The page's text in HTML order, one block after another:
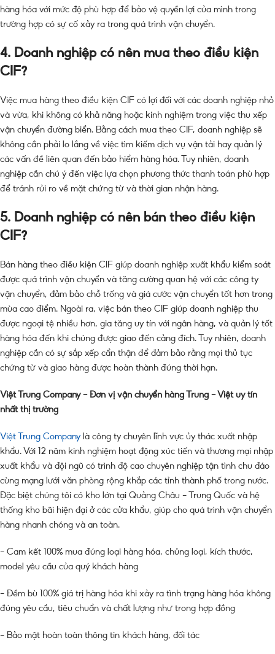
hàng hóa với mức độ phù hợp để bảo vệ quyền lợi của mình trong
trường hợp có sự cố xảy ra trong quá trình vận chuyển.
4. Doanh nghiệp có nên mua theo điều kiện
CIF?
Việc mua hàng theo điều kiện CIF có lợi đối với các doanh nghiệp nhỏ
và vừa, khi không có khả năng hoặc kinh nghiệm trong việc thu xếp
vận chuyển đường biển. Bằng cách mua theo CIF, doanh nghiệp sẽ
không cần phải lo lắng về việc tìm kiếm dịch vụ vận tải hay quản lý
các vấn đề liên quan đến bảo hiểm hàng hóa. Tuy nhiên, doanh
nghiệp cần chú ý đến việc lựa chọn phương thức thanh toán phù hợp
để tránh rủi ro về mặt chứng từ và thời gian nhận hàng.
5. Doanh nghiệp có nên bán theo điều kiện
CIF?
Bán hàng theo điều kiện CIF giúp doanh nghiệp xuất khẩu kiểm soát
được quá trình vận chuyển và tăng cường quan hệ với các công ty
vận chuyển, đảm bảo chỗ trống và giá cước vận chuyển tốt hơn trong
mùa cao điểm. Ngoài ra, việc bán theo CIF giúp doanh nghiệp thu
được ngoại tệ nhiều hơn, gia tăng uy tín với ngân hàng, và quản lý tốt
hàng hóa đến khi chúng được giao đến cảng đích. Tuy nhiên, doanh
nghiệp cần có sự sắp xếp cẩn thận để đảm bảo rằng mọi thủ tục
chứng từ và giao hàng được hoàn thành đúng thời hạn.
Việt Trung Company – Đơn vị vận chuyển hàng Trung – Việt uy tín
nhất thị trường
Việt Trung Companylà công ty chuyên lĩnh vực ủy thác xuất nhập
khẩu. Với 12 năm kinh nghiệm hoạt động xúc tiến và thương mại nhập
xuất khẩu và đội ngũ có trình độ cao chuyên nghiệp tận tình chu đáo
cùng mạng lưới văn phòng rộng khắp các tỉnh thành phố trong nước.
Đặc biệt chúng tôi có kho lớn tại Quảng Châu – Trung Quốc và hệ
thống kho bãi hiện đại ở các cửa khẩu, giúp cho quá trình vận chuyển
hàng nhanh chóng và an toàn.
– Cam kết 100% mua đúng loại hàng hóa, chủng loại, kích thước,
model yêu cầu của quý khách hàng
– Đềm bù 100% giá trị hàng hóa khi xảy ra tình trạng hàng hóa không
đúng yêu cầu, tiêu chuẩn và chất lượng như trong hợp đồng
– Bảo mật hoàn toàn thông tin khách hàng, đối tác